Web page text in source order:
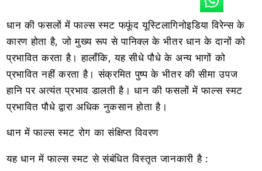
धान की फसलों में फाल्स स्मट फफूंद यूस्टिलागिनोइडिया विरेन्स के
कारण होता है, जो मुख्य रूप से पानिक्ल के भीतर धान के दानों को
प्रभावित करता है। हालाँकि, यह सीधे पौधे के अन्य भागों को
प्रभावित नहीं करता है। संक्रमित पुष्प के भीतर की सीमा उपज
हानि पर अत्यंत प्रभाव डालती है। धान की फसलों में फाल्स स्मट
प्रभावित पौधे द्वारा अधिक नुकसान होता है।
धान में फाल्स स्मट रोग का संक्षिप्त विवरण
यह धान में फाल्स स्मट से संबंधित विस्तृत जानकारी है :